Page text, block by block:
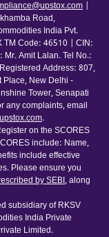
Road,
India Pvt.
TM Code: 46510 | CIN:
Amit Lalan. Tel No.:
Registered Address: 807,
Place, New Delhi -
Tower, Senapati
any complaints, email
.
on the SCORES
include: Name,
include effective
Please ensure you
by SEBI, along
subsidiary of RKSV
India Private
Limited.